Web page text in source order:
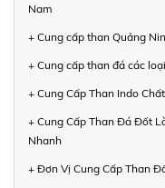
Nam
+ Cung cấp than Quảng
+ Cung cấp than đá các
+ Cung Cấp Than Indo
+ Cung Cấp Than Đá Đốt
Nhanh
+ Đơn Vị Cung Cấp Than